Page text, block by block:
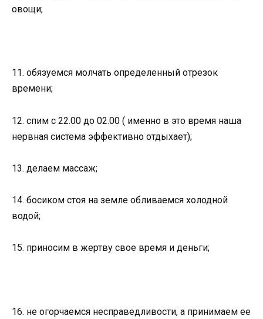
овощи;
11. обязуемся молчать определенный отрезок
времени;
12. спим с 22.00 до 02.00 ( именно в это время наша
нервная система эффективно отдыхает);
13. делаем массаж;
14. босиком стоя на земле обливаемся холодной
водой;
15. приносим в жертву свое время и деньги;
16. не огорчаемся несправедливости, а принимаем ее